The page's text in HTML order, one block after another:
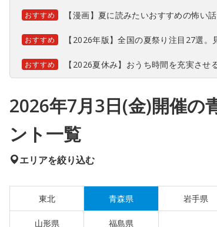
おすすめ 【漫画】夏に読みたいおすすめの怖い
おすすめ 【2026年版】全国の夏祭り注目27選。
おすすめ 【2026夏休み】おうち時間を充実させ
2026年7月3日(金)開催の
ント一覧
エリアを絞り込む
東北 青森県 岩手県
山形県 福島県